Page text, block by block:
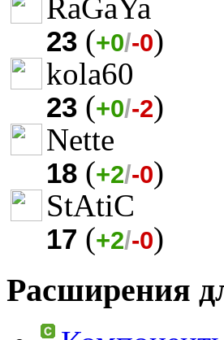
RaGaYa
23 (+0/-0)
kola60
23 (+0/-2)
Nette
18 (+2/-0)
StAtiC
17 (+2/-0)
Расширения